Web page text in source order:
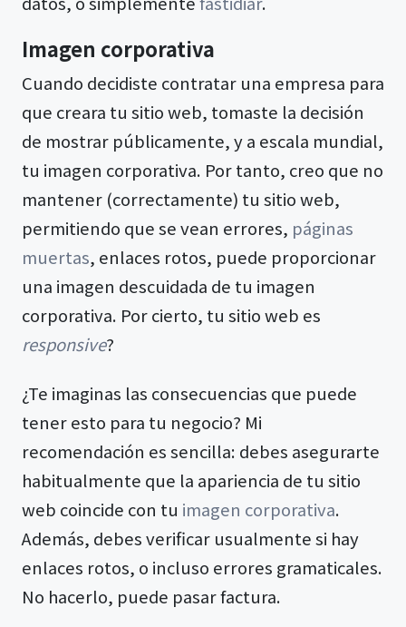
Imagen corporativa
Cuando decidiste contratar una empresa para
que creara tu sitio web, tomaste la decisión
de mostrar públicamente, y a escala mundial,
tu imagen corporativa. Por tanto, creo que no
mantener (correctamente) tu sitio web,
permitiendo que se vean errores, páginas
muertas, enlaces rotos, puede proporcionar
una imagen descuidada de tu imagen
corporativa. Por cierto, tu sitio web es
responsive?
¿Te imaginas las consecuencias que puede
tener esto para tu negocio? Mi
recomendación es sencilla: debes asegurarte
habitualmente que la apariencia de tu sitio
web coincide con tu imagen corporativa.
Además, debes verificar usualmente si hay
enlaces rotos, o incluso errores gramaticales.
No hacerlo, puede pasar factura.